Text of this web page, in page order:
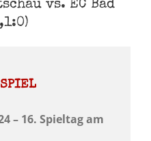
vs. EC Bad
– 16. Spieltag am